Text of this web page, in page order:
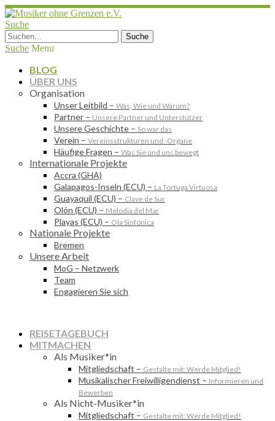
Suche
Suche Menu
BLOG
ÜBER UNS
Organisation
Unser Leitbild – Was, Wie und Warum?
Partner – Unsere Partner und Unterstützer
Unsere Geschichte – So war das
Verein – Vereinsstrukturen und -Organe
Häufige Fragen – Was Sie und uns bewegt
Internationale Projekte
Accra (GHA)
Galapagos-Inseln (ECU) – La Tortuga Virtuosa
Guayaquil (ECU) – Clave de Sur
Olón (ECU) – Melodia del Mar
Playas (ECU) – Ola Sinfónica
Nationale Projekte
Bremen
Unsere Arbeit
MoG – Netzwerk
Team
Engagieren Sie sich
REISETAGEBUCH
MITMACHEN
Als Musiker*in
Mitgliedschaft – Gestalte mit: Werde Mitglied!
Musikalischer Freiwilligendienst – Informieren und
Bewerben
Als Nicht-Musiker*in
Mitgliedschaft – Gestalte mit: Werde Mitglied!